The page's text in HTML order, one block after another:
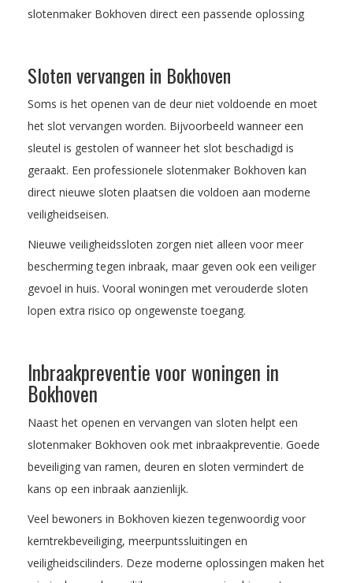
slotenmaker Bokhoven direct een passende oplossing
Sloten vervangen in Bokhoven
Soms is het openen van de deur niet voldoende en moet
het slot vervangen worden. Bijvoorbeeld wanneer een
sleutel is gestolen of wanneer het slot beschadigd is
geraakt. Een professionele slotenmaker Bokhoven kan
direct nieuwe sloten plaatsen die voldoen aan moderne
veiligheidseisen.
Nieuwe veiligheidssloten zorgen niet alleen voor meer
bescherming tegen inbraak, maar geven ook een veiliger
gevoel in huis. Vooral woningen met verouderde sloten
lopen extra risico op ongewenste toegang.
Inbraakpreventie voor woningen in
Bokhoven
Naast het openen en vervangen van sloten helpt een
slotenmaker Bokhoven ook met inbraakpreventie. Goede
beveiliging van ramen, deuren en sloten vermindert de
kans op een inbraak aanzienlijk.
Veel bewoners in Bokhoven kiezen tegenwoordig voor
kerntrekbeveiliging, meerpuntssluitingen en
veiligheidscilinders. Deze moderne oplossingen maken het